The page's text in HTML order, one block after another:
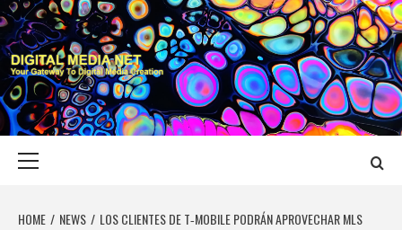
Skip
to
content
DIGITAL MEDIA
YOUR GATEWAY TO DIGITAL MEDIA CREATION
HOME NEWS
LOS CLIENTES DE T‑MOBILE PODRÁN APROVECHAR MLS